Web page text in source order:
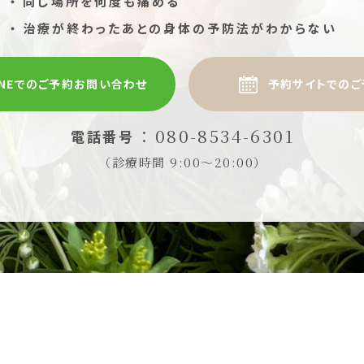
治療が終わったあとの身体の予防法がわからない
でのご予約お問い合わせ 予約サイトでの
電話番号 ：080-8534-6301
（診療時間 9:00〜20:00）